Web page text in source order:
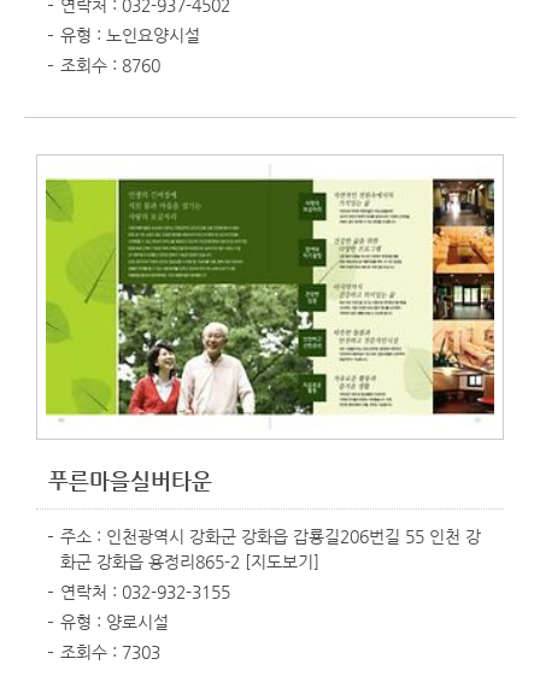
연락처 : 032-937-4502
유형 : 노인요양시설
조회수 : 8760
푸른마을실버타운
주소 : 인천광역시 강화군 강화읍 갑룡길206번길 55 인천 강
화군 강화읍 용정리865-2 [지도보기]
연락처 : 032-932-3155
유형 : 양로시설
조회수 : 7303